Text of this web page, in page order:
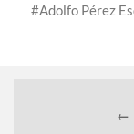
Adolfo Pérez
←